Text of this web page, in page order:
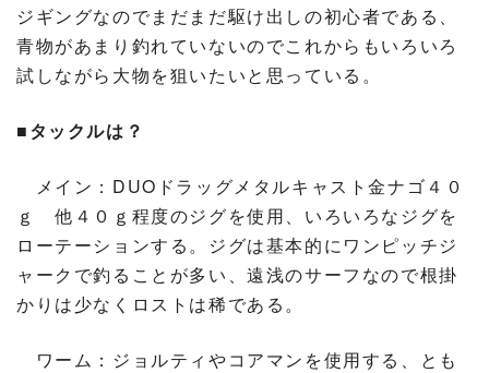
ジギングなのでまだまだ駆け出しの初心者である、
青物があまり釣れていないのでこれからもいろいろ
試しながら大物を狙いたいと思っている。
■タックルは？
メイン：DUOドラッグメタルキャスト金ナゴ４０
ｇ 他４０ｇ程度のジグを使用、いろいろなジグを
ローテーションする。ジグは基本的にワンピッチジ
ャークで釣ることが多い、遠浅のサーフなので根掛
かりは少なくロストは稀である。
ワーム：ジョルティやコアマンを使用する、とも